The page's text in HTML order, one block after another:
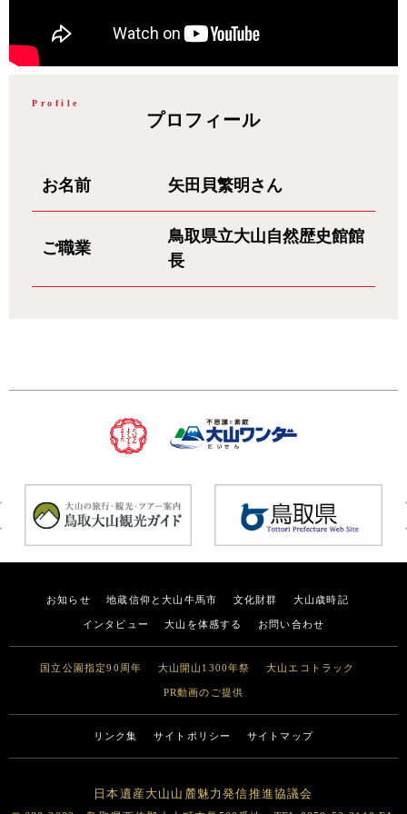
プロフィール
お名前 矢田貝繁明さん
ご職業
鳥取県立大山自然歴史館館
長
Profile
お知らせ 地蔵信仰と大山牛馬市 文化財群 大山歳時記
インタビュー 大山を体感する お問い合わせ
国立公園指定90周年 大山開山1300年祭 大山エコトラック
PR動画のご提供
リンク集 サイトポリシー サイトマップ
日本遺産大山山麓魅力発信推進協議会